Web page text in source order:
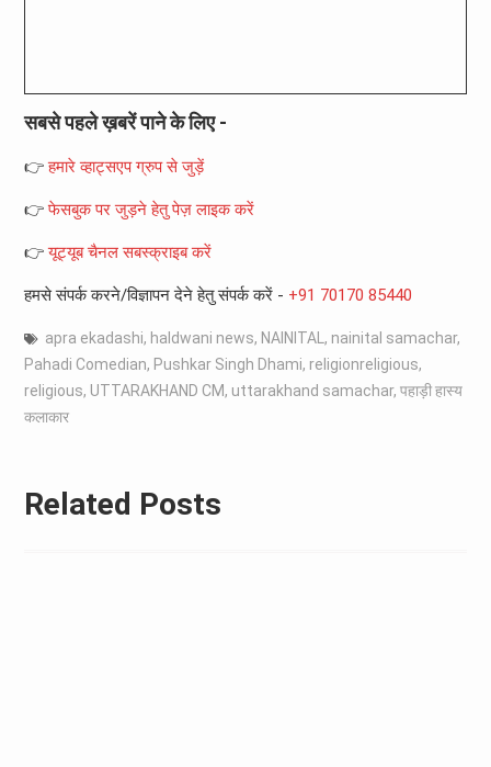
सबसे पहले ख़बरें पाने के लिए -
👉हमारे व्हाट्सएप ग्रुप से जुड़ें
👉फेसबुक पर जुड़ने हेतु पेज़ लाइक करें
👉यूट्यूब चैनल सबस्क्राइब करें
हमसे संपर्क करने/विज्ञापन देने हेतु संपर्क करें - +91 70170 85440
apra ekadashi, haldwani news, NAINITAL , nainital samachar,
Pahadi Comedian, Pushkar Singh Dhami, religionreligious,
religious, UTTARAKHAND CM, uttarakhand samachar, पहाड़ी हास्य
कलाकार
Related Posts